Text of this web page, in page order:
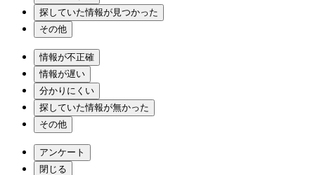
探していた情報が見つかった
その他
情報が不正確
情報が遅い
分かりにくい
探していた情報が無かった
その他
アンケート
閉じる